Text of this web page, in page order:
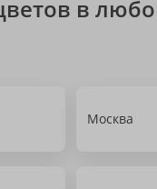
в
Москва